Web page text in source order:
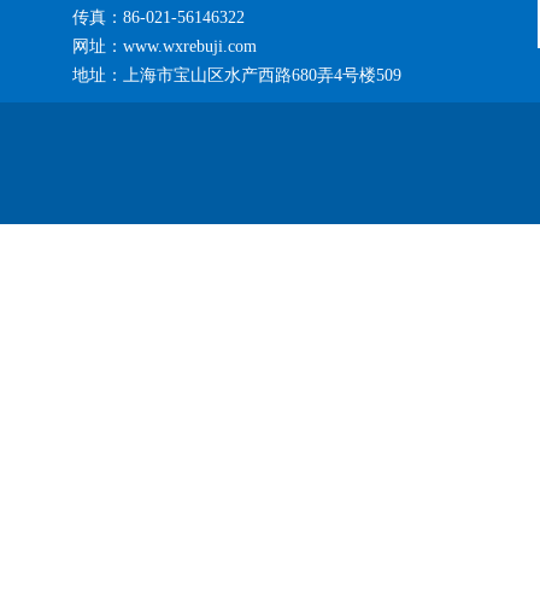
传真：86-021-56146322
网址：www.wxrebuji.com
地址：上海市宝山区水产西路680弄4号楼509